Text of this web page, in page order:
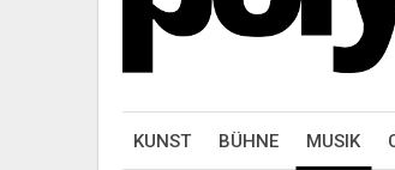
KUNST BÜHNE MUSIK